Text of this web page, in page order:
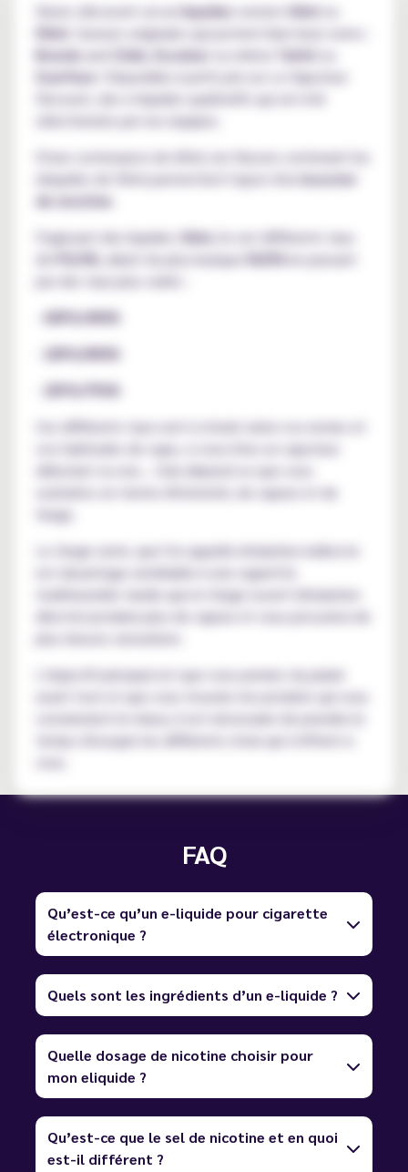
Venez découvrir ces e-liquides version 10ml
50ml
. Saveurs originales qui portent bien leurs noms :
Bonnie
Clide Escobar Tahiti
Scarface
Discount, des e-liquides qualitatifs qui ont été
sélectionnés par nos équipes.
D'une contenance de 60ml, les flacons contenant les
eliquides de 50ml permettent l'ajout d'un
booster
de nicotine
S'agissant des liquides
10ml , ils ont différents taux
PG/VG , allant du plus basique 50/50
60PG/40VG
20PG/80VG
25PG/75VG
Ces différents taux sont à choisir selon vos envies et
vos habitudes de vape, si vous êtes un vapoteur
débutant ou non… Cela dépend ce que vous
souhaitez en terme d'intensité, de vapeur et de
tirage.
Le tirage serré, que l'on appelle inhalation indirecte
est davantage semblable à une cigarette
traditionnelle tandis que le tirage ouvert (inhalation
directe) produira plus de vapeur et vous procurera de
L'objectif principal est que vous preniez du plaisir
avant tout et que vous trouviez les produits qui vous
temps d'essayer les différents choix qui s'offrent à
FAQ
Qu’est-ce qu’un e-liquide pour cigarette
électronique ?
Quels sont les ingrédients d’un e-liquide ?
Quelle dosage de nicotine choisir pour
mon eliquide ?
Qu’est-ce que le sel de nicotine et en quoi
est-il différent ?